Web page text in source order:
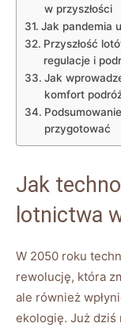
w przyszłości
Jak pandemia
Przyszłość
regulacje i
Jak
komfort
przygotować
Jak
lotnictwa
W 2050 roku
rewolucję, która
ale również
ekologię. Już dziś